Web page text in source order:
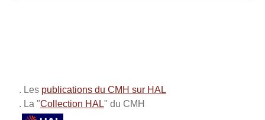
. Les publications du CMH sur HAL
. La "Collection HAL" du CMH